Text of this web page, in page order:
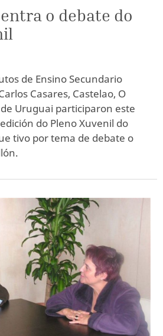
o debate do
de Ensino Secundario
Casares, Castelao, O
Uruguai participaron este
do Pleno Xuvenil do
tivo por tema de debate o